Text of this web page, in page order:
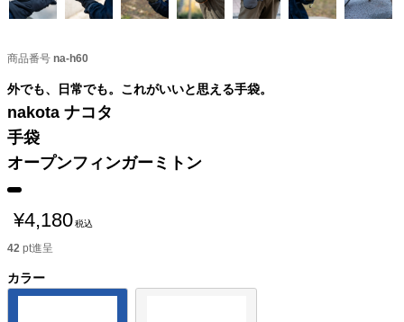
商品番号 na-h60
外でも、日常でも。これがいいと思える手袋。
nakota ナコタ
手袋
オープンフィンガーミトン
¥4,180税込
42 pt進呈
カラー